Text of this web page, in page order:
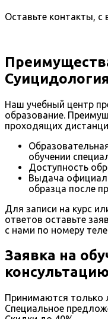
Оставьте контакты,
Наш учебный центр
образование.
проходящих
обучении
Доступность
Выдача
образца после
Для записи на курс
ответов оставьте
с нами по номеру
Заявка на
консультацию
Принимаются только
Специальное